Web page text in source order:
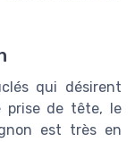
qui désirent
prise de tête, le
est très en